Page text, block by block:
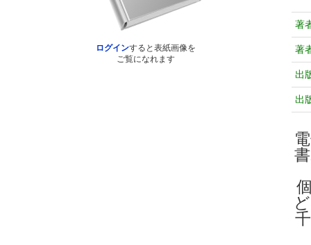
ログインすると表紙画像を
ご覧になれます
著
著
出
出